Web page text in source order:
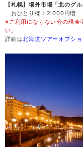
【札幌】場外市場「北のグ
おひとり様：2,000円増
※ご利用にならない分の現金
い。
詳細は北海道ツアーオプシ